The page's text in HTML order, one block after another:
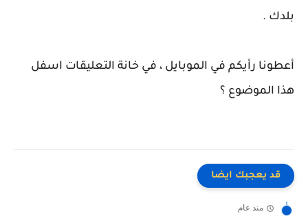
بلدك .
أعطونا رأيكم في الموبايل ، في خانة التعليقات اسفل
هذا الموضوع ؟
قد يعجبك ايضا
منذ عام